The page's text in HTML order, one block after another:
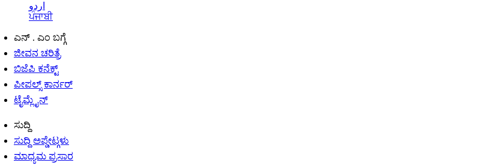
اردو
ਪੰਜਾਬੀ
ಎನ್ . ಎಂ ಬಗ್ಗೆ
ಜೀವನ ಚರಿತ್ರೆ
ಬಿಜೆಪಿ ಕನೆಕ್ಟ್
ಪೀಪಲ್ಸ್ ಕಾರ್ನರ್
ಟೈಮ್ಲೈನ್
ಸುದ್ದಿ
ಸುದ್ದಿ ಅಪ್ಡೇಟ್ಗಳು
ಮಾಧ್ಯಮ ಪ್ರಸಾರ